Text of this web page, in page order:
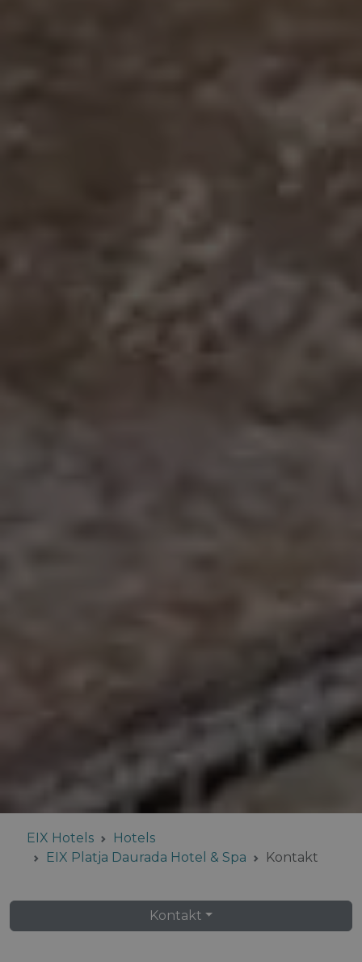
EIX Hotels
Hotels
EIX Platja Daurada Hotel & Spa
Kontakt
Kontakt